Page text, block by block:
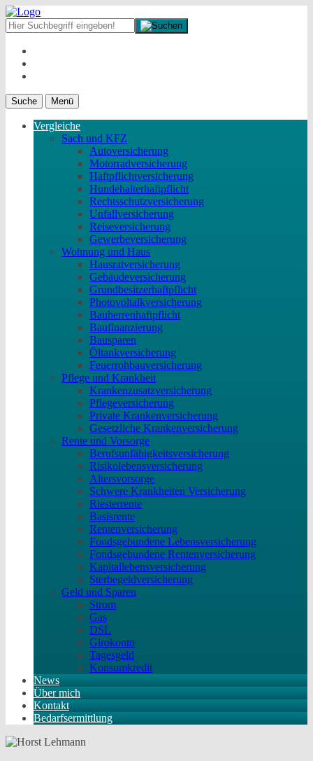
Suche Menü
Vergleiche
Sach und KFZ
Autoversicherung
Motorradversicherung
Haftpflichtversicherung
Hundehalterhaftpflicht
Rechtsschutzversicherung
Unfallversicherung
Reiseversicherung
Gewerbeversicherung
Wohnung und Haus
Hausratversicherung
Gebäudeversicherung
Grundbesitzerhaftpflicht
Photovoltaikversicherung
Bauherrenhaftpflicht
Baufinanzierung
Bausparen
Öltankversicherung
Feuerrohbauversicherung
Pflege und Krankheit
Krankenzusatzversicherung
Pflegeversicherung
Private Krankenversicherung
Gesetzliche Krankenversicherung
Rente und Vorsorge
Berufs­unfähigkeitsversicherung
Risikolebensversicherung
Altersvorsorge
Schwere Krankheiten Versicherung
Riesterrente
Basisrente
Rentenversicherung
Fondsgebundene Lebensversicherung
Fondsgebundene Rentenversicherung
Kapitallebensversicherung
Sterbegeldversicherung
Geld und Sparen
Strom
Gas
DSL
Girokonto
Tagesgeld
Konsumkredit
News
Über mich
Kontakt
Bedarfsermittlung